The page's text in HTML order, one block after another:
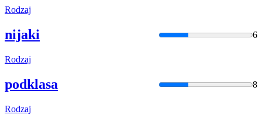
Rodzaj
nijaki 6
Rodzaj
podklasa 8
Rodzaj